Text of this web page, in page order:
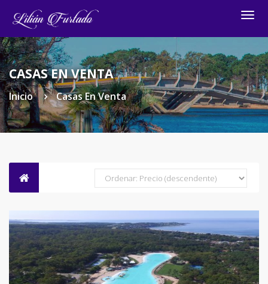
CASAS EN VENTA
Inicio Casas En Venta